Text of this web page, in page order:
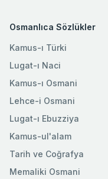
Osmanlıca Sözlükler
Kamus-ı Türki
Lugat-ı Naci
Kamus-ı Osmani
Lehce-i Osmani
Lugat-ı Ebuzziya
Kamus-ul'alam
Tarih ve Coğrafya
Memaliki Osmani